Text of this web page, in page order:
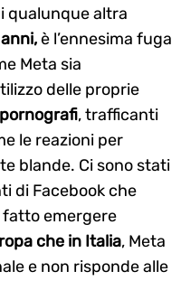
qualunque altra
è l’ennesima fuga
Meta sia
delle proprie
, trafficanti
le reazioni per
blande. Ci sono stati
di Facebook che
fatto emergere
che in Italia, Meta
e non risponde alle